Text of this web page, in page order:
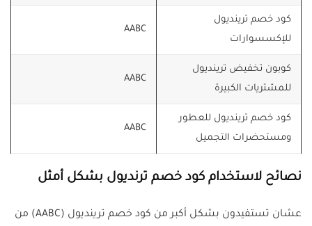
كود خصم ترينديول
للإكسسوارات
AABC
كوبون تخفيض ترينديول
للمشتريات الكبيرة
AABC
كود خصم ترينديول للعطور
ومستحضرات التجميل
AABC
نصائح لاستخدام كود خصم ترنديول بشكل أمثل
عشان تستفيدون بشكل أكبر من كود خصم ترينديول (AABC) من